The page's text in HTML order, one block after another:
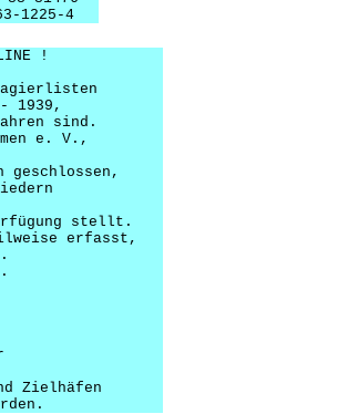
1225-4
!
1939,
sind.
e. V.,
geschlossen,
stellt.
erfasst,
Zielhäfen